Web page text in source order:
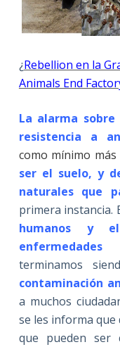
¿Rebellion en la
Animals End
La alarma
resistencia a
como mínimo más
ser el suelo, y
naturales que
primera instancia.
humanos y
enfermedades
terminamos
contaminación
a muchos
se les informa
que pueden ser